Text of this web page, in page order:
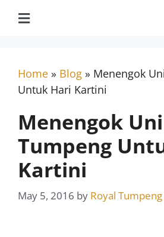
Home » Blog » Menengok
Untuk Hari Kartini
Menengok
Tumpeng
Kartini
May 5, 2016 by Royal Tumpeng